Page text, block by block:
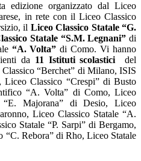
edizione organizzato dal Liceo
in rete con il Liceo Classico
il Liceo Classico Statale “G.
Statale “S.M. Legnani”di
“A. Volta”di Como. Vi hanno
da 11 Istituti scolastici
del
“Berchet” di Milano, ISIS
Classico “Crespi” di Busto
“A. Volta” di Como, Liceo
“E. Majorana” di Desio, Liceo
Liceo Classico Statale “A.
Statale “P. Sarpi” di Bergamo,
Rebora” di Rho, Liceo Statale